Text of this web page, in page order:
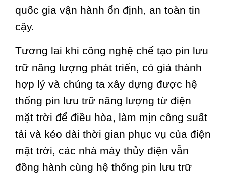
quốc gia vận hành ổn định, an toàn tin
cậy.
Tương lai khi công nghệ chế tạo pin lưu
trữ năng lượng phát triển, có giá thành
hợp lý và chúng ta xây dựng được hệ
thống pin lưu trữ năng lượng từ điện
mặt trời để điều hòa, làm mịn công suất
tải và kéo dài thời gian phục vụ của điện
mặt trời, các nhà máy thủy điện vẫn
đồng hành cùng hệ thống pin lưu trữ